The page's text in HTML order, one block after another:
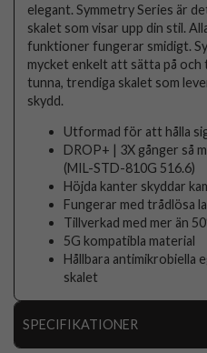
elegant. Symmetry Series är
skalet som visar upp din stil.
funktioner fungerar smidigt.
mycket enkelt att sätta på och
tunna, trendiga skalet som
skydd.
Utformad för att hålla
DROP+ | 3X gånger så
(MIL-STD-810G 516.6)
Höjda kanter skyddar
Fungerar med trådlösa
Tillverkad med mer än
5G kompatibla material
Hållbara antimikrobiella
skalet
SPECIFIKATIONER